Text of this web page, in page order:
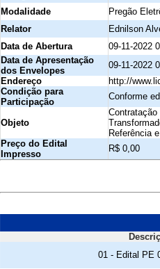
Modalidade
Pregão
Relator
Ednilson
Data de Abertura
09-11-2022
Data de Apresentação
dos Envelopes
09-11-2022
Endereço
http://
Condição para
Participação
Conforme
Objeto
Referência
Preço do Edital
Impresso
R$ 0,00
01 - Edital PE